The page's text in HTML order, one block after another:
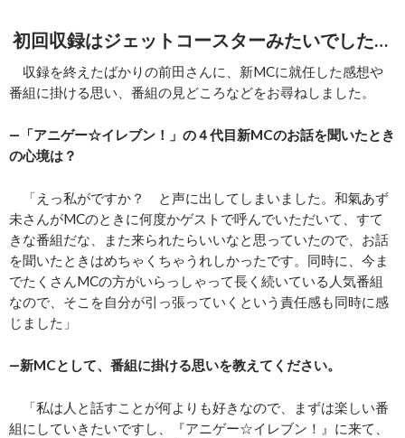
初回収録はジェットコースターみたいでした…
収録を終えたばかりの前田さんに、新MCに就任した感想や
番組に掛ける思い、番組の見どころなどをお尋ねしました。
―「アニゲー☆イレブン！」の４代目新MCのお話を聞いたとき
の心境は？
「えっ私がですか？ と声に出してしまいました。和氣あず
未さんがMCのときに何度かゲストで呼んでいただいて、すて
きな番組だな、また来られたらいいなと思っていたので、お話
を聞いたときはめちゃくちゃうれしかったです。同時に、今ま
でたくさんMCの方がいらっしゃって長く続いている人気番組
なので、そこを自分が引っ張っていくという責任感も同時に感
じました」
―新MCとして、番組に掛ける思いを教えてください。
「私は人と話すことが何よりも好きなので、まずは楽しい番
組にしていきたいですし、『アニゲー☆イレブン！』に来て、